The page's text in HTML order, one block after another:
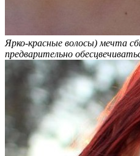
Ярко-красные волосы) мечта
предварительно